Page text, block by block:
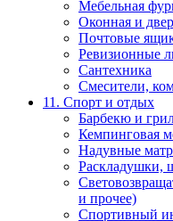
Мебельная
Оконная и
Почтовые
Ревизионные
Сантехника
Смесители,
11. Спорт и отдых
Барбекю и
Кемпинговая
Надувные
Раскладушки,
и прочее)
Спортивный